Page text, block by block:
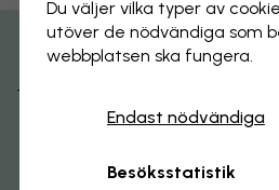
Du väljer vilka typer av
utöver de nödvändiga som
webbplatsen ska fungera.
Endast nödvändiga
Besöksstatistik
Få 15% rabatt